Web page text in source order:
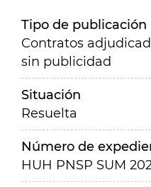
Tipo de publicación
Contratos
sin publicidad
Situación
Resuelta
Número de
HUH PNSP SUM